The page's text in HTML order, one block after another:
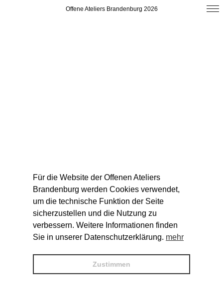
Offene Ateliers Brandenburg 2026
Für die Website der Offenen Ateliers
Brandenburg werden Cookies verwendet,
um die technische Funktion der Seite
sicherzustellen und die Nutzung zu
verbessern. Weitere Informationen finden
Sie in unserer Datenschutzerklärung. mehr
Zustimmen